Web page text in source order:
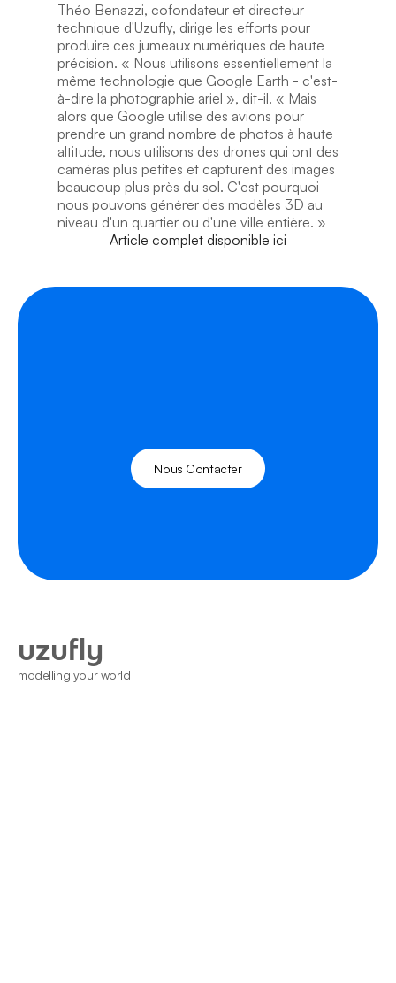
Théo Benazzi, cofondateur et directeur
technique d'Uzufly, dirige les efforts pour
produire ces jumeaux numériques de haute
précision. « Nous utilisons essentiellement la
même technologie que Google Earth - c'est-
à-dire la photographie ariel », dit-il. « Mais
alors que Google utilise des avions pour
prendre un grand nombre de photos à haute
altitude, nous utilisons des drones qui ont des
caméras plus petites et capturent des images
beaucoup plus près du sol. C'est pourquoi
nous pouvons générer des modèles 3D au
niveau d'un quartier ou d'une ville entière. »
Article complet disponible ici
Nous Contacter
uzufly
modelling your world